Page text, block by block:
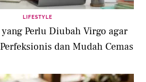
LIFESTYLE
Perlu Diubah Virgo agar
dan Mudah Cemas